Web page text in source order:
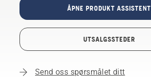
ÅPNE PRODUKT ASSISTENT
UTSALGSSTEDER
Send oss spørsmålet ditt